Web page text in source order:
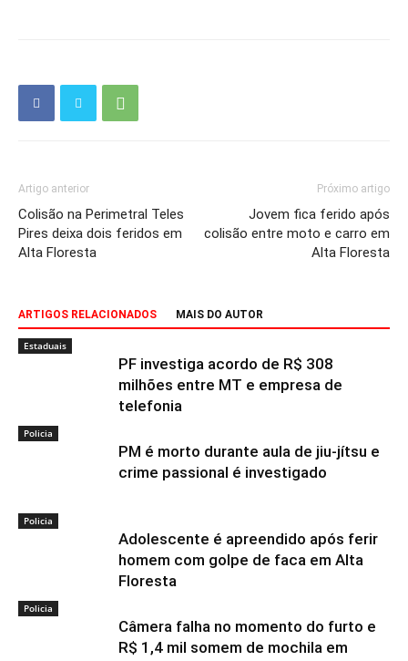
Artigo anterior
Colisão na Perimetral Teles
Pires deixa dois feridos em
Alta Floresta
Próximo artigo
Jovem fica ferido após
colisão entre moto e carro em
Alta Floresta
ARTIGOS RELACIONADOS MAIS DO AUTOR
Estaduais
PF investiga acordo de R$ 308
milhões entre MT e empresa de
telefonia
Policia
PM é morto durante aula de jiu-jítsu e
crime passional é investigado
Policia
Adolescente é apreendido após ferir
homem com golpe de faca em Alta
Floresta
Policia
Câmera falha no momento do furto e
R$ 1,4 mil somem de mochila em